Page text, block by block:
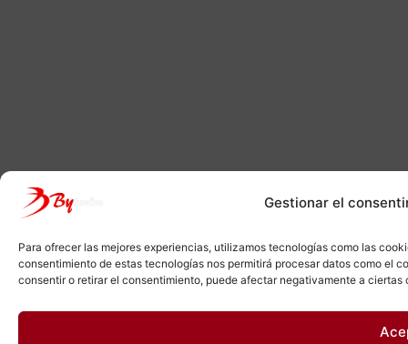
Gestionar el
Para ofrecer las mejores experiencias, utilizamos tecnologías como las
consentimiento de estas tecnologías nos permitirá procesar datos como el
consentir o retirar el consentimiento, puede afectar negativamente a